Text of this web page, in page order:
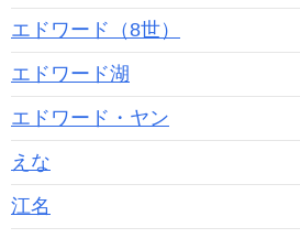
エドワード（8世）
エドワード湖
エドワード・ヤン
えな
江名